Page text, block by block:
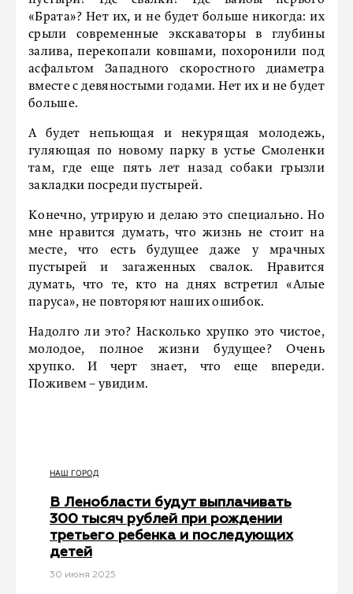
«Брата»? Нет их, и не будет больше никогда: их
срыли современные экскаваторы в глубины
залива, перекопали ковшами, похоронили под
асфальтом Западного скоростного диаметра
вместе с девяностыми годами. Нет их и не будет
больше.
А будет непьющая и некурящая молодежь,
гуляющая по новому парку в устье Смоленки
там, где еще пять лет назад собаки грызли
закладки посреди пустырей.
Конечно, утрирую и делаю это специально. Но
мне нравится думать, что жизнь не стоит на
месте, что есть будущее даже у мрачных
пустырей и загаженных свалок. Нравится
думать, что те, кто на днях встретил «Алые
паруса», не повторяют наших ошибок.
Надолго ли это? Насколько хрупко это чистое,
молодое, полное жизни будущее? Очень
хрупко. И черт знает, что еще впереди.
Поживем – увидим.
НАШ ГОРОД
В Ленобласти будут выплачивать
300 тысяч рублей при рождении
третьего ребенка и последующих
детей
30 июня 2025